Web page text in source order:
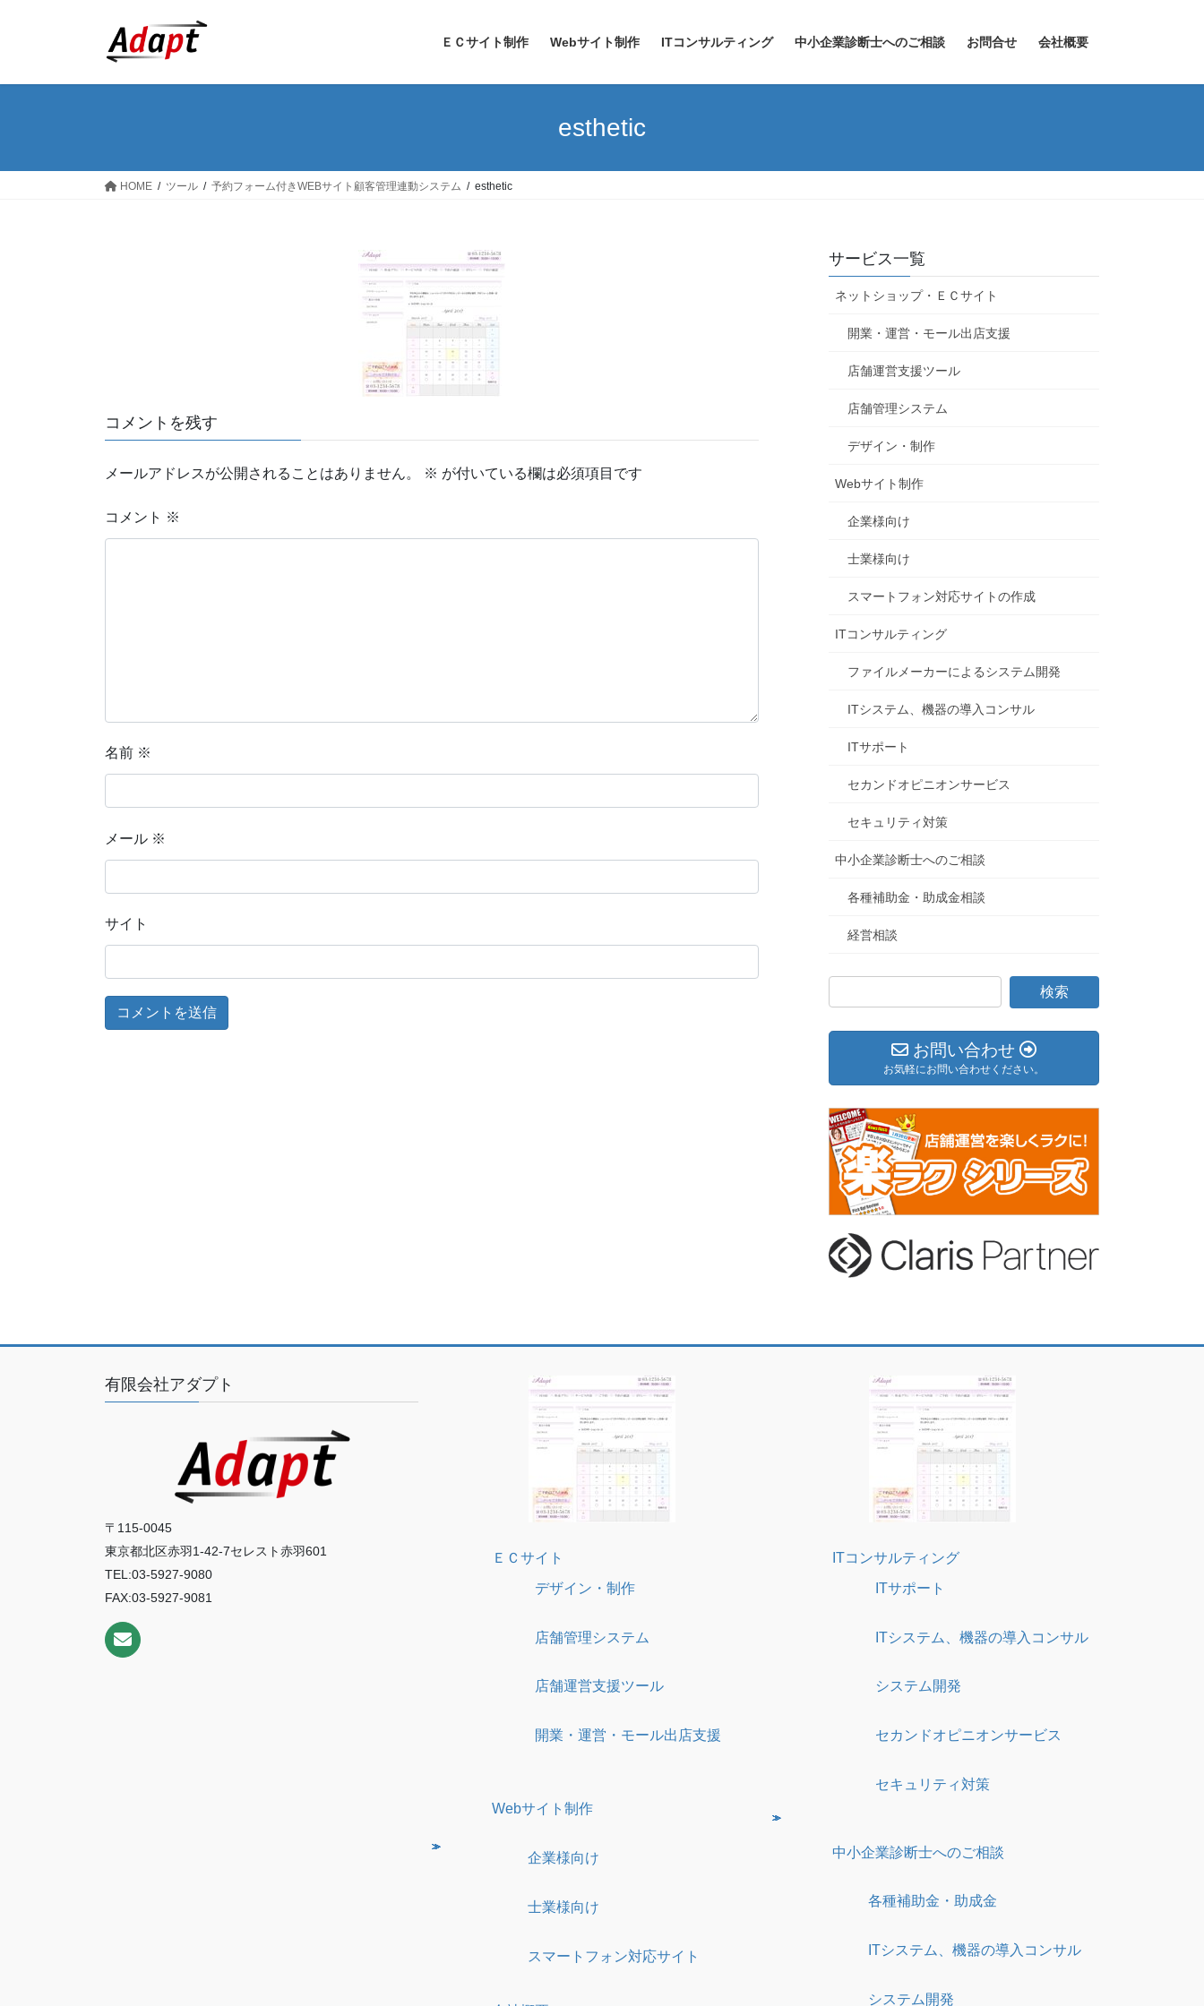
ＥＣサイト制作 Webサイト制作 ITコンサルティング 中小企業診断士へのご相談 お問合せ 会社概要
esthetic
HOME ツール 予約フォーム付きWEBサイト顧客管理連動システム esthetic
コメントを残す
メールアドレスが公開されることはありません。 ※ が付いている欄は必須項目です
コメント ※
名前 ※
メール ※
サイト
サービス一覧
ネットショップ・ＥＣサイト
開業・運営・モール出店支援
店舗運営支援ツール
店舗管理システム
デザイン・制作
Webサイト制作
企業様向け
士業様向け
スマートフォン対応サイトの作成
ITコンサルティング
ファイルメーカーによるシステム開発
ITシステム、機器の導入コンサル
ITサポート
セカンドオピニオンサービス
セキュリティ対策
中小企業診断士へのご相談
各種補助金・助成金相談
経営相談
お問い合わせ
お気軽にお問い合わせください。
有限会社アダプト
〒115-0045
東京都北区赤羽1-42-7セレスト赤羽601
TEL:03-5927-9080
FAX:03-5927-9081
ＥＣサイト
デザイン・制作
店舗管理システム
店舗運営支援ツール
開業・運営・モール出店支援
Webサイト制作
企業様向け
士業様向け
スマートフォン対応サイト
ITコンサルティング
ITサポート
ITシステム、機器の導入コンサル
システム開発
セカンドオピニオンサービス
セキュリティ対策
中小企業診断士へのご相談
各種補助金・助成金
ITシステム、機器の導入コンサル
システム開発